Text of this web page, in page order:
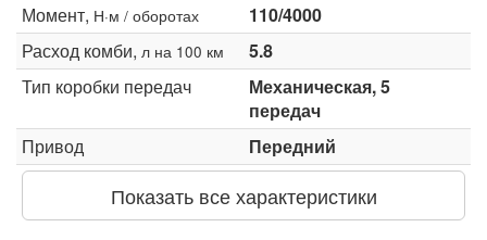
Момент, Н·м / оборотах
110/4000
Расход комби, л на 100 км
5.8
Тип коробки передач
Механическая, 5
передач
Привод
Передний
Показать все характеристики